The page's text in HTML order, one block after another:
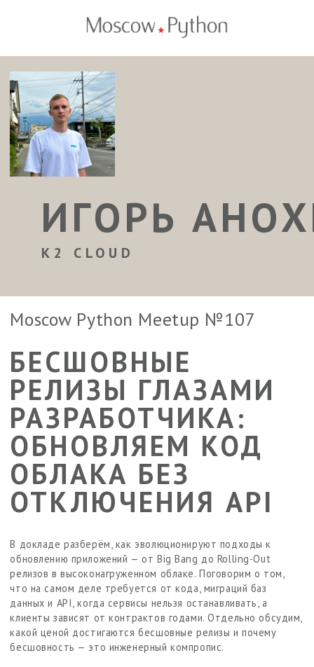
ИГОРЬ
K2 CLOUD
Moscow Python Meetup №107
БЕСШОВНЫЕ
РЕЛИЗЫ ГЛАЗАМИ
РАЗРАБОТЧИКА:
ОБНОВЛЯЕМ КОД
ОБЛАКА БЕЗ
ОТКЛЮЧЕНИЯ API
В докладе разберём, как эволюционируют подходы к
обновлению приложений — от Big Bang до Rolling-Out
релизов в высоконагруженном облаке. Поговорим о том,
что на самом деле требуется от кода, миграций баз
данных и API, когда сервисы нельзя останавливать, а
клиенты зависят от контрактов годами. Отдельно обсудим,
какой ценой достигаются бесшовные релизы и почему
бесшовность — это инженерный компропис.